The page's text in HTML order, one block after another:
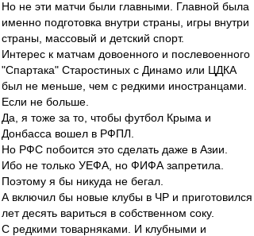
Но не эти матчи были главными. Главной была
именно подготовка внутри страны, игры внутри
страны, массовый и детский спорт.
Интерес к матчам довоенного и послевоенного
"Спартака" Старостиных с Динамо или ЦДКА
был не меньше, чем с редкими иностранцами.
Если не больше.
Да, я тоже за то, чтобы футбол Крыма и
Донбасса вошел в РФПЛ.
Но РФС побоится это сделать даже в Азии.
Ибо не только УЕФА, но ФИФА запретила.
Поэтому я бы никуда не бегал.
А включил бы новые клубы в ЧР и приготовился
лет десять вариться в собственном соку.
С редкими товарняками. И клубными и